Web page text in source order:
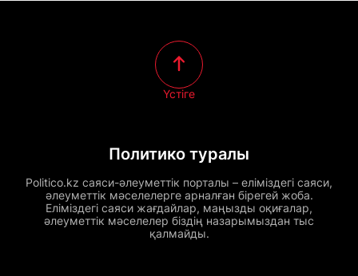
Политико туралы
Politico.kz саяси-әлеуметтік порталы – еліміздегі саяси,
әлеуметтік мәселелерге арналған бірегей жоба.
Еліміздегі саяси жағдайлар, маңызды оқиғалар,
әлеуметтік мәселелер біздің назарымыздан тыс
қалмайды.
Үстіге